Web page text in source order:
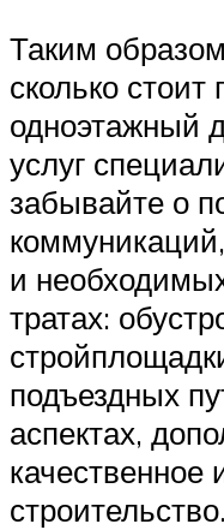
Таким
сколько стоит
одноэтажный
услуг
забывайте о
и
тратах:
подъездных
аспектах,
качественное
строительство.